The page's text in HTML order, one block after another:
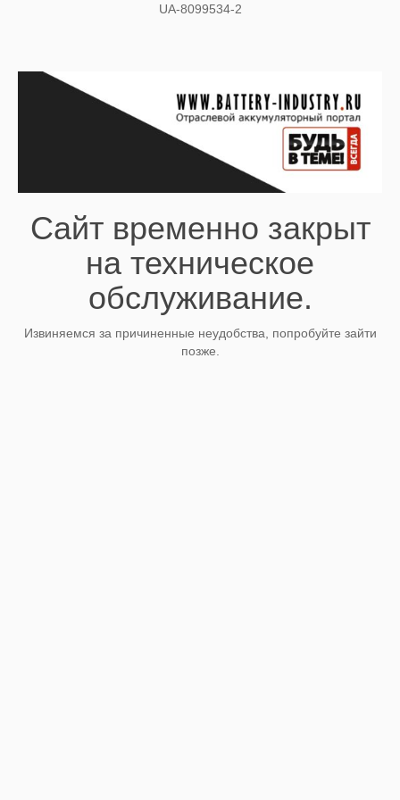
UA-8099534-2
Сайт временно закрыт
на техническое
обслуживание.
Извиняемся за причиненные неудобства, попробуйте зайти
позже.